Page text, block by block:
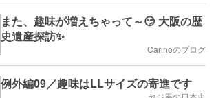
また、趣味が増えちゃって～😏 大阪の歴
史遺産探訪✨
Carinoのブログ
例外編09／趣味はLLサイズの寄進です